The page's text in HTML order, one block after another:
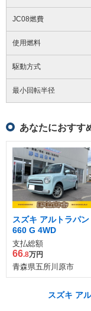
JC08燃費
使用燃料
駆動方式
最小回転半径
あなたにおすす
スズキ アルトラパン
660 G 4WD
支払総額
66.8万円
青森県五所川原市
スズキ ア